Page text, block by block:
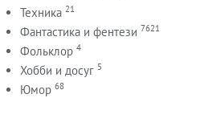
Техника 21
Фантастика и фентези 7621
Фольклор 4
Хобби и досуг 5
Юмор 68